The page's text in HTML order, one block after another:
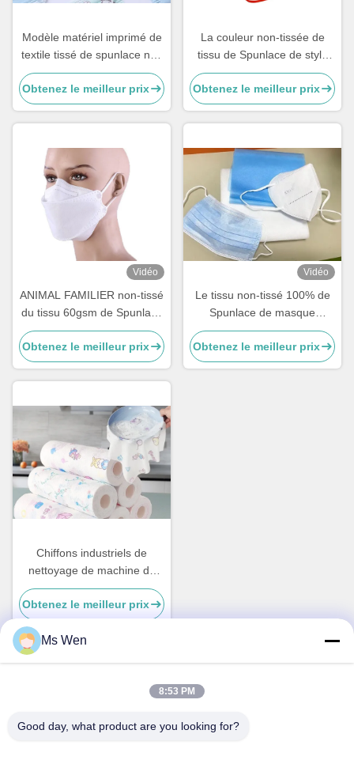
Modèle matériel imprimé de
textile tissé de spunlace non
divers adapté aux besoins
du client pour le masque
protecteur
Obtenez le meilleur prix
La couleur non-tissée de
tissu de Spunlace de style
simple a adapté des
masques aux besoins du
client avec de haute
résistance
Obtenez le meilleur prix
Vidéo
ANIMAL FAMILIER non-tissé
du tissu 60gsm de Spunlace
d'anti polyester bactérien
pour le type masques de
poissons
Obtenez le meilleur prix
Vidéo
Le tissu non-tissé 100% de
Spunlace de masque
protecteur a modifié le
matériel de fibre pour les
cosmétiques/tissu humide
Obtenez le meilleur prix
Chiffons industriels de
nettoyage de machine de
tissu non-tissé de Spunlace
Spunlace de pâte de bois
Obtenez le meilleur prix
Contactez rapidement
Adresse
Ms Wen
8:53 PM
Good day, what product are you looking for?